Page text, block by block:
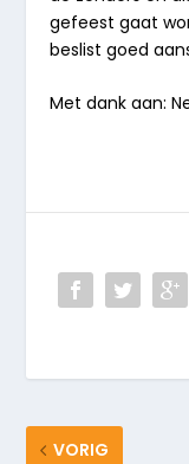
gefeest gaat
beslist goed
Met dank aan:
VORIG